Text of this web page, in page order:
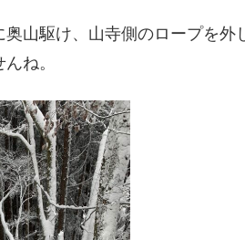
山駆け、山寺側のロープを外
ね。